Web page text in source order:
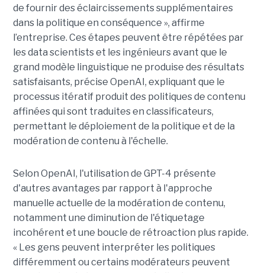
de fournir des éclaircissements supplémentaires
dans la politique en conséquence », affirme
l’entreprise. Ces étapes peuvent être répétées par
les data scientists et les ingénieurs avant que le
grand modèle linguistique ne produise des résultats
satisfaisants, précise OpenAI, expliquant que le
processus itératif produit des politiques de contenu
affinées qui sont traduites en classificateurs,
permettant le déploiement de la politique et de la
modération de contenu à l'échelle.
Selon OpenAI, l'utilisation de GPT-4 présente
d'autres avantages par rapport à l'approche
manuelle actuelle de la modération de contenu,
notamment une diminution de l'étiquetage
incohérent et une boucle de rétroaction plus rapide.
« Les gens peuvent interpréter les politiques
différemment ou certains modérateurs peuvent